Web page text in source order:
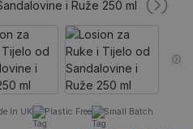
In UK Plastic Free Small Batch